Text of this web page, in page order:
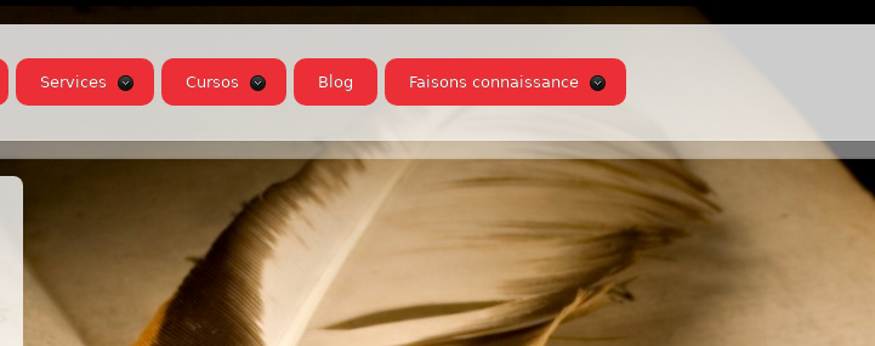
Services Cursos Blog Faisons connaissance